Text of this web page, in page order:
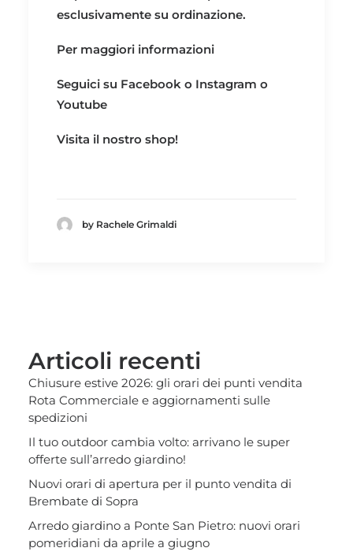
esclusivamente su ordinazione.
Per maggiori informazioni
Seguici su Facebook o Instagram o
Youtube
Visita il nostro shop!
by Rachele Grimaldi
Articoli recenti
Chiusure estive 2026: gli orari dei punti vendita
Rota Commerciale e aggiornamenti sulle
spedizioni
Il tuo outdoor cambia volto: arrivano le super
offerte sull’arredo giardino!
Nuovi orari di apertura per il punto vendita di
Brembate di Sopra
Arredo giardino a Ponte San Pietro: nuovi orari
pomeridiani da aprile a giugno